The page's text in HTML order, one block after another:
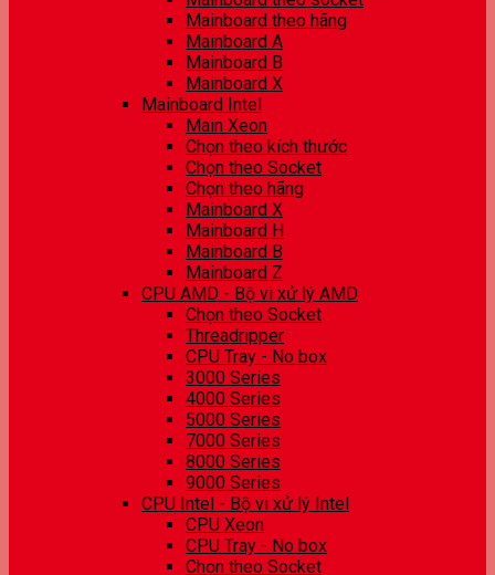
Mainboard theo hãng
Mainboard A
Mainboard B
Mainboard X
Mainboard Intel
Main Xeon
Chọn theo kích thước
Chọn theo Socket
Chọn theo hãng
Mainboard X
Mainboard H
Mainboard B
Mainboard Z
CPU AMD - Bộ vi xử lý AMD
Chọn theo Socket
Threadripper
CPU Tray - No box
3000 Series
4000 Series
5000 Series
7000 Series
8000 Series
9000 Series
CPU Intel - Bộ vi xử lý Intel
CPU Xeon
CPU Tray - No box
Chọn theo Socket